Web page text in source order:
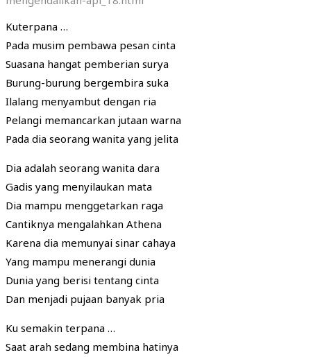
Kuterpana …
Pada musim pembawa pesan cinta
Suasana hangat pemberian surya
Burung-burung bergembira suka
Ilalang menyambut dengan ria
Pelangi memancarkan jutaan warna
Pada dia seorang wanita yang jelita
Dia adalah seorang wanita dara
Gadis yang menyilaukan mata
Dia mampu menggetarkan raga
Cantiknya mengalahkan Athena
Karena dia memunyai sinar cahaya
Yang mampu menerangi dunia
Dunia yang berisi tentang cinta
Dan menjadi pujaan banyak pria
Ku semakin terpana …
Saat arah sedang membina hatinya